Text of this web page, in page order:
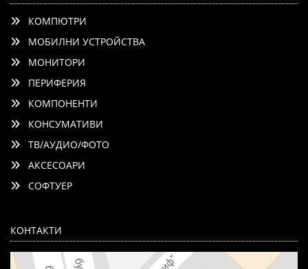
КОМПЮТРИ
МОБИЛНИ УСТРОЙСТВА
МОНИТОРИ
ПЕРИФЕРИЯ
КОМПОНЕНТИ
КОНСУМАТИВИ
ТВ/АУДИО/ФОТО
АКСЕСОАРИ
СОФТУЕР
КОНТАКТИ